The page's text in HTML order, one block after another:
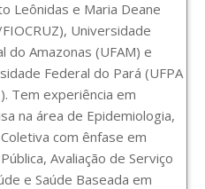
Leônidas e Maria Deane
Universidade
do Amazonas (UFAM) e
Federal do Pará (UFPA
Tem experiência em
na área de Epidemiologia,
com ênfase em
Avaliação de Serviço
e Saúde Baseada em